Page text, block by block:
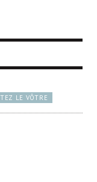
LE VÔTRE